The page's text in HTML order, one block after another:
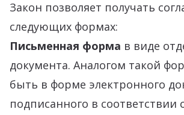
Закон позволяет получать
следующих формах:
Письменная форма в виде
документа. Аналогом такой
быть в форме электронного
подписанного в соответствии с